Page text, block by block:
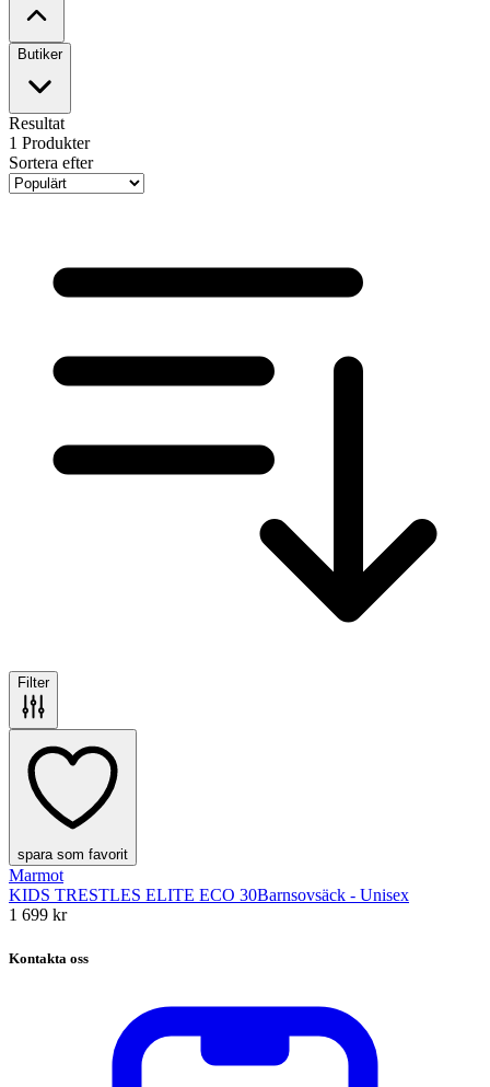
Butiker
Resultat
1 Produkter
Sortera efter
Filter
spara som favorit
Marmot
KIDS TRESTLES ELITE ECO 30Barnsovsäck - Unisex
1 699 kr
Kontakta oss